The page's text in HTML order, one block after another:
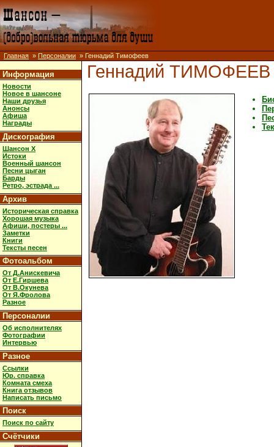
Главная » Персоналии » Геннадий Тимофеев
Информация
Новости
Новое в шансоне
Наши друзья
Анонсы
Афиша
Награды
Дискография
Шансон X
Истоки
Военный шансон
Песни цыган
Барды
Ретро, эстрада ...
Архив
Историческая справка
Хорошая музыка
Афиши, постеры ...
Заметки
Книги
Тексты песен
Фотоальбом
От Д.Анискевича
От Е.Гиршева
От В.Окунева
От Я.Фролова
Разное
Персоналии
Об исполнителях
Фотографии
Интервью
Разное
Ссылки
Юр. справка
Комната смеха
Книга отзывов
Написать письмо
Поиск
Поиск по сайту
Счётчики
Геннадий ТИМОФЕЕВ